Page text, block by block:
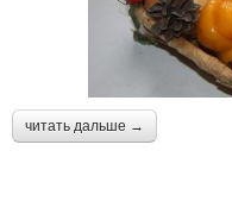
читать дальше →